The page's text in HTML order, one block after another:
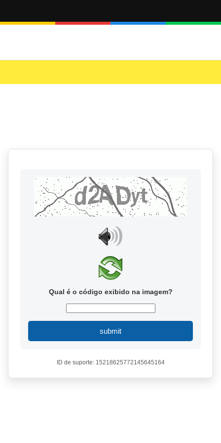
Qual é o código exibido na imagem?
submit
ID de suporte: 15218625772145645164